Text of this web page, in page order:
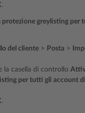
.
protezione greylisting per
del cliente > Posta >
la casella di controllo
per tutti gli account
.